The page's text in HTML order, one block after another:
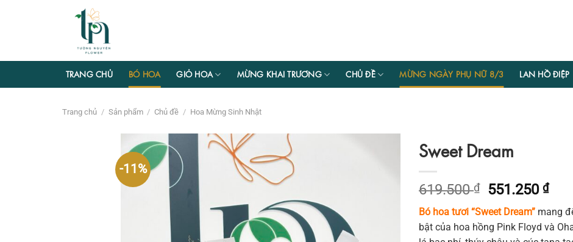
TRANG CHỦ BÓ HOA GIỎ HOA MỪNG KHAI TRƯƠNG CHỦ ĐỀ MỪNG NGÀY PHỤ NỮ 8/3 LAN HỒ ĐIỆP
Trang chủ / Sản phẩm / Chủ đề / Hoa Mừng Sinh Nhật
-11%
Sweet Dream
619.500₫
Giá
gốc
là:
619.500 ₫.
551.250₫Giá
tại
là:
Bó hoa tươi “Sweet Dream” mang
bật của hoa hồng Pink Floyd và